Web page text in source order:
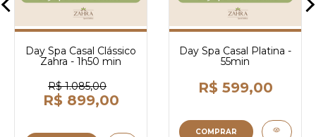
Day Spa Casal Clássico
Zahra - 1h50 min
R$ 1.085,00
R$ 899,00
Day Spa Casal Platina -
55min
R$ 599,00
COMPRAR